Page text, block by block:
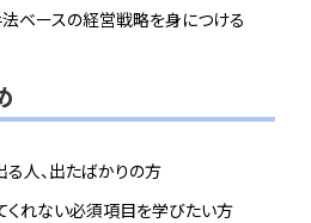
ベースの経営戦略を身につける
人、出たばかりの方
くれない必須項目を学びたい方